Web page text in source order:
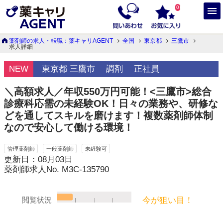
0
薬剤師の求人・転職：薬キャリAGENT 全国 東京都
三鷹市
求人詳細
NEW 東京都 三鷹市 調剤 正社員
＼高額求人／年収550万円可能！<三鷹市>総合
診療科応需の未経験OK！日々の業務や、研修な
どを通してスキルを磨けます！複数薬剤師体制
なので安心して働ける環境！
管理薬剤師 一般薬剤師 未経験可
更新日：08月03日
薬剤師求人No. M3C-135790
閲覧状況 今が狙い目！